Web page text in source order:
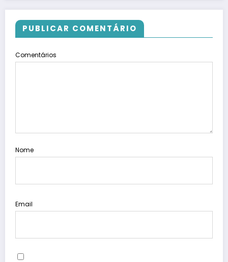
PUBLICAR COMENTÁRIO
Comentários
Nome
Email